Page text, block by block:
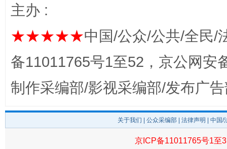
完善运行机制助力责任有效落实 一纸欠
主办 :
★★★★★中国/公众/公共/全民/
备11011765号1至52，京公网安
制作采编部/影视采编部/发布广
关于我们 公众采编部 法律声明 | 中国
京ICP备11011765号1至